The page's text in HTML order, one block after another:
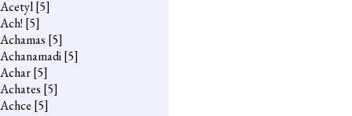
Acetyl[5]
Ach! [5]
Achamas [5]
Achanamadi[5]
Achar[5]
Achates [5]
Achce [5]